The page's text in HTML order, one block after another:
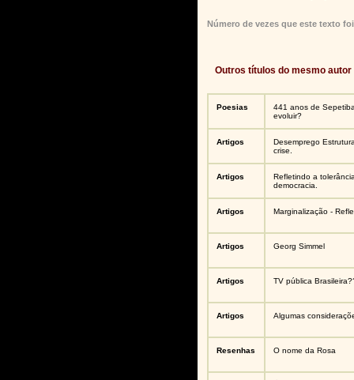
Número de vezes que este texto
Outros títulos do mesmo autor
Poesias
441 anos de
evoluir?
Artigos
Desemprego
crise.
Artigos
Refletindo a
democracia.
Artigos Marginalização -
Artigos Georg Simmel
Artigos TV pública
Artigos Algumas
Resenhas O nome da Rosa